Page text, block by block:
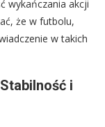
wykańczania akcji
że w futbolu,
w takich
i